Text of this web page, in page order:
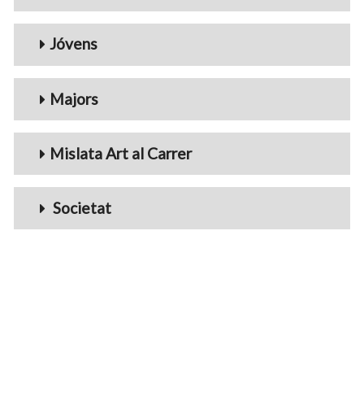
Jóvens
Majors
Mislata Art al Carrer
Societat